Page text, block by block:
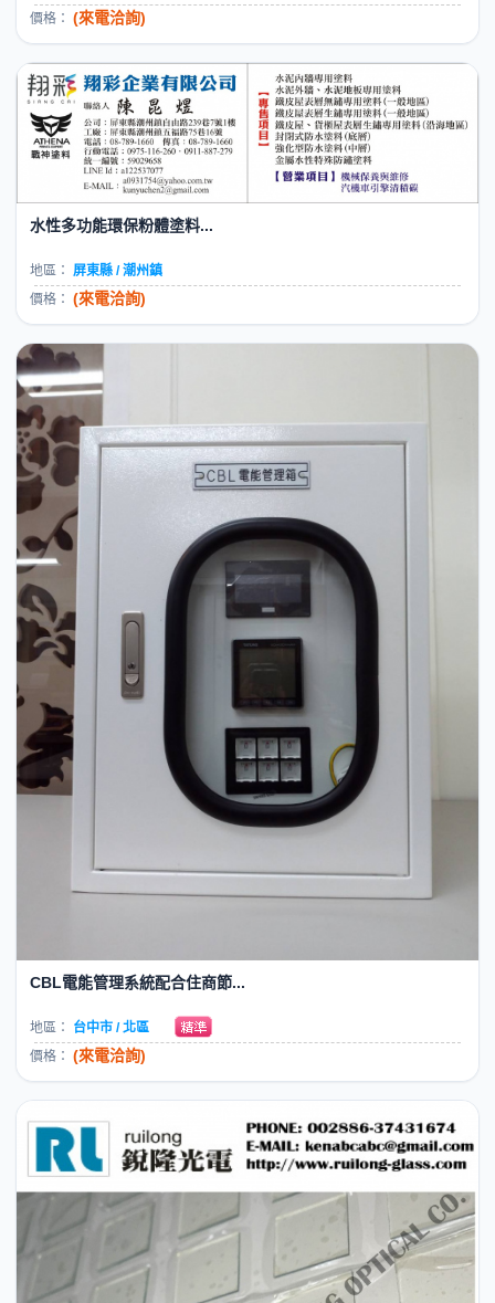
價格： (來電洽詢)
水性多功能環保粉體塗料...
地區： 屏東縣 / 潮州鎮
價格： (來電洽詢)
CBL電能管理系統配合住商節...
地區：
台中市 / 北區
價格： (來電洽詢)